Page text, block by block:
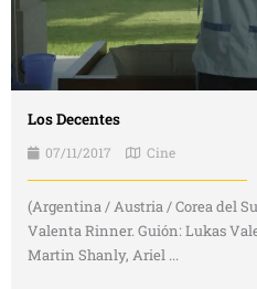
Los Decentes
07/11/2017 Cine
(Argentina / Austria / Corea del
Valenta Rinner. Guión: Lukas
Martin Shanly, Ariel ...